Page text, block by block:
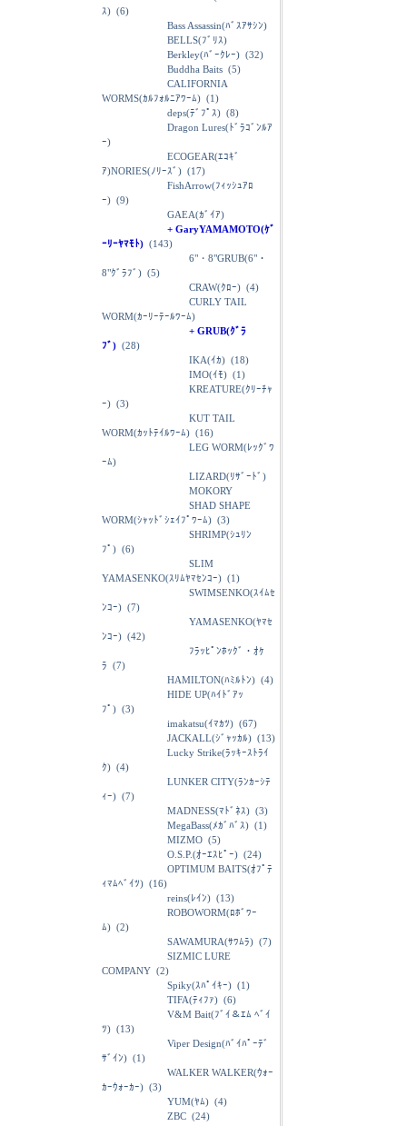
ｽ) (6)
Bass Assassin(ﾊﾞｽｱｻｼﾝ)
BELLS(ﾌﾞﾘｽ)
Berkley(ﾊﾞｰｸﾚｰ) (32)
Buddha Baits (5)
CALIFORNIA
WORMS(ｶﾙﾌｫﾙﾆｱﾜｰﾑ) (1)
deps(ﾃﾞﾌﾟｽ) (8)
Dragon Lures(ﾄﾞﾗｺﾞﾝﾙｱ
ｰ)
ECOGEAR(ｴｺｷﾞ
ｱ)NORIES(ﾉﾘｰｽﾞ) (17)
FishArrow(ﾌｨｯｼｭｱﾛ
ｰ) (9)
GAEA(ｶﾞｲｱ)
+ GaryYAMAMOTO(ｹﾞ
ｰﾘｰﾔﾏﾓﾄ) (143)
6"・8"GRUB(6"・
8"ｸﾞﾗﾌﾞ) (5)
CRAW(ｸﾛｰ) (4)
CURLY TAIL
WORM(ｶｰﾘｰﾃｰﾙﾜｰﾑ)
+ GRUB(ｸﾞﾗ
ﾌﾞ) (28)
IKA(ｲｶ) (18)
IMO(ｲﾓ) (1)
KREATURE(ｸﾘｰﾁｬ
ｰ) (3)
KUT TAIL
WORM(ｶｯﾄﾃｲﾙﾜｰﾑ) (16)
LEG WORM(ﾚｯｸﾞﾜ
ｰﾑ)
LIZARD(ﾘｻﾞｰﾄﾞ)
MOKORY
SHAD SHAPE
WORM(ｼｬｯﾄﾞｼｪｲﾌﾟﾜｰﾑ) (3)
SHRIMP(ｼｭﾘﾝ
ﾌﾟ) (6)
SLIM
YAMASENKO(ｽﾘﾑﾔﾏｾﾝｺｰ) (1)
SWIMSENKO(ｽｲﾑｾ
ﾝｺｰ) (7)
YAMASENKO(ﾔﾏｾ
ﾝｺｰ) (42)
ﾌﾗｯﾋﾟﾝﾎｯｸﾞ・ｵｹ
ﾗ (7)
HAMILTON(ﾊﾐﾙﾄﾝ) (4)
HIDE UP(ﾊｲﾄﾞｱｯ
ﾌﾟ) (3)
imakatsu(ｲﾏｶﾂ) (67)
JACKALL(ｼﾞｬｯｶﾙ) (13)
Lucky Strike(ﾗｯｷｰｽﾄﾗｲ
ｸ) (4)
LUNKER CITY(ﾗﾝｶｰｼﾃ
ｨｰ) (7)
MADNESS(ﾏﾄﾞﾈｽ) (3)
MegaBass(ﾒｶﾞﾊﾞｽ) (1)
MIZMO (5)
O.S.P.(ｵｰｴｽﾋﾟｰ) (24)
OPTIMUM BAITS(ｵﾌﾟﾃ
ｨﾏﾑﾍﾞｲﾂ) (16)
reins(ﾚｲﾝ) (13)
ROBOWORM(ﾛﾎﾞﾜｰ
ﾑ) (2)
SAWAMURA(ｻﾜﾑﾗ) (7)
SIZMIC LURE
COMPANY (2)
Spiky(ｽﾊﾟｲｷｰ) (1)
TIFA(ﾃｨﾌｧ) (6)
V&M Bait(ﾌﾞｲ＆ｴﾑ ﾍﾞｲ
ﾂ) (13)
Viper Design(ﾊﾞｲﾊﾟｰﾃﾞ
ｻﾞｲﾝ) (1)
WALKER WALKER(ｳｫｰ
ｶｰｳｫｰｶｰ) (3)
YUM(ﾔﾑ) (4)
ZBC (24)